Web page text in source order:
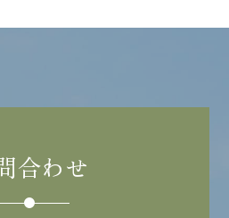
合わせ